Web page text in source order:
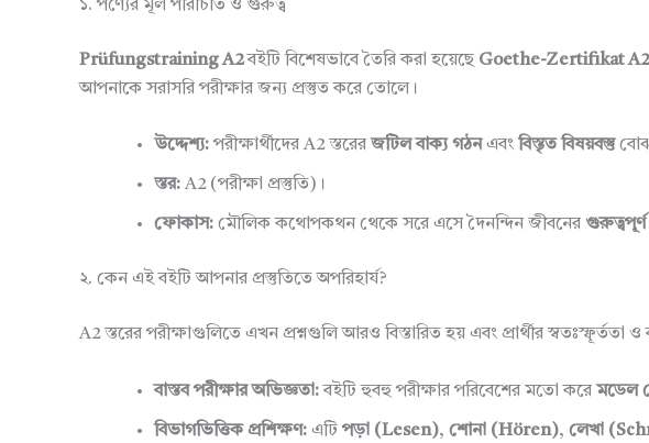
১. পণ্যের মূল পরিচিতি ও গুরুত্ব
Prüfungstraining A2বইটি বিশেষভাবে তৈরি করা হয়েছে Goethe-Zertifikat A2
আপনাকে সরাসরি পরীক্ষার জন্য প্রস্তুত করে তোলে।
উদ্দেশ্য:পরীক্ষার্থীদের A2 স্তরের জটিল বাক্য গঠনএবং বিস্তৃত বিষয়বস্তু
স্তর:A2 (পরীক্ষা প্রস্তুতি)।
ফোকাস: মৌলিক কথোপকথন থেকে সরে এসে দৈনন্দিন জীবনের
২. কেন এই বইটি আপনার প্রস্তুতিতে অপরিহার্য?
A2 স্তরের পরীক্ষাগুলিতে এখন প্রশ্নগুলি আরও বিস্তারিত হয় এবং প্রার্থীর
বাস্তব পরীক্ষার অভিজ্ঞতা:বইটি হুবহু পরীক্ষার পরিবেশের মতো করে মডেল
বিভাগভিত্তিক প্রশিক্ষণ: এটিপড়া (Lesen), শোনা (Hören), লেখা